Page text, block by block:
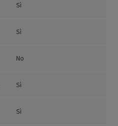
Sì
Sì
No
Sì
Sì